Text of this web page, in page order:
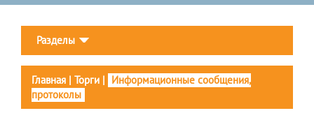
Разделы
Главная | Торги | Информационные сообщения,
протоколы